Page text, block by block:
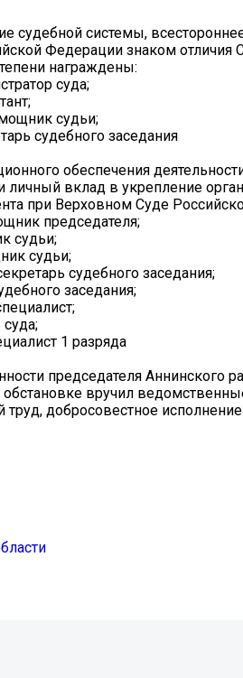
судебной системы,
Федерации знаком отличия
награждены:
суда;
судьи;
судебного заседания
обеспечения
личный вклад в укрепление
при Верховном Суде
председателя;
судьи;
судьи;
судебного заседания;
заседания;
1 разряда
председателя Аннинского
вручил
добросовестное